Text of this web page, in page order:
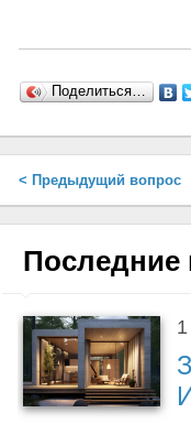
Поделиться…
< Предыдущий вопрос
Последние